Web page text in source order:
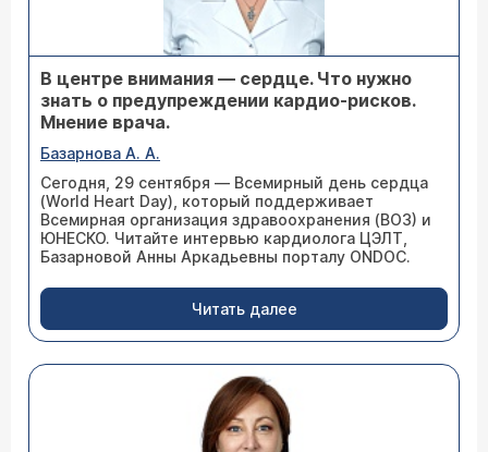
В центре внимания — сердце. Что нужно
знать о предупреждении кардио-рисков.
Мнение врача.
Базарнова А. А.
Сегодня, 29 сентября — Всемирный день сердца
(World Heart Day), который поддерживает
Всемирная организация здравоохранения (ВОЗ) и
ЮНЕСКО. Читайте интервью кардиолога ЦЭЛТ,
Базарновой Анны Аркадьевны порталу ONDOC.
Читать далее